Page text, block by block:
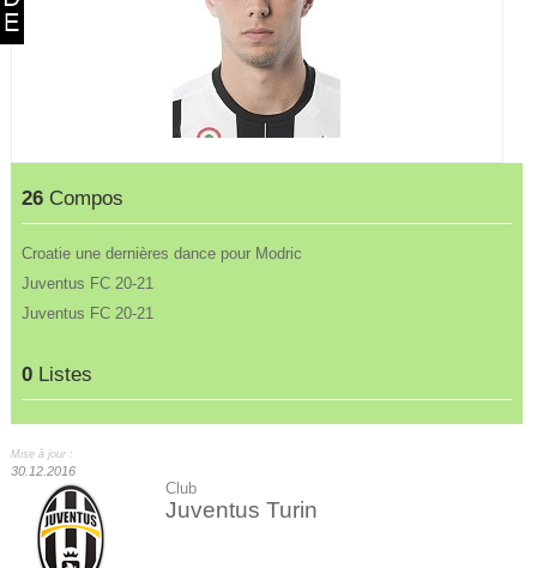
26 Compos
Croatie une dernières dance pour Modric
Juventus FC 20-21
Juventus FC 20-21
0 Listes
Mise à jour :
30.12.2016
Club
Juventus Turin